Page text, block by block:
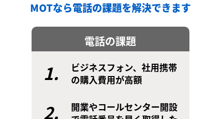
MOTなら電話の課題を解決できます
電話の課題
1.
ビジネスフォン、社用携帯
の購入費用が高額
2.
開業やコールセンター開設